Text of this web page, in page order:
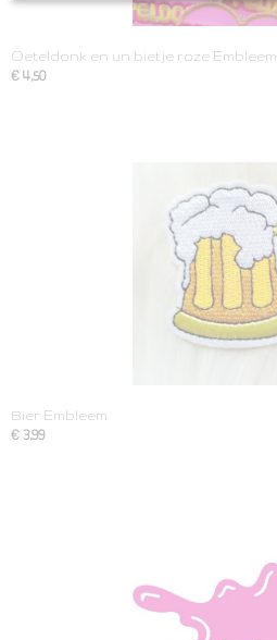
Oeteldonk en un bietje roze Embleem
€ 4,50
Bier Embleem
€ 3,99